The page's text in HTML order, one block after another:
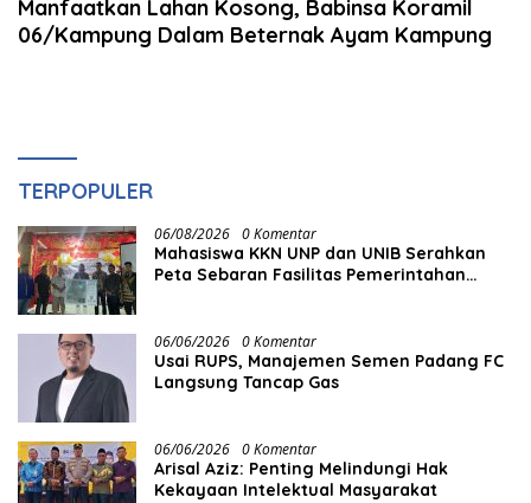
Manfaatkan Lahan Kosong, Babinsa Koramil
06/Kampung Dalam Beternak Ayam Kampung
TERPOPULER
06/08/2026 0 Komentar
Mahasiswa KKN UNP dan UNIB Serahkan
Peta Sebaran Fasilitas Pemerintahan
06/06/2026 0 Komentar
Usai RUPS, Manajemen Semen Padang FC
Langsung Tancap Gas
06/06/2026 0 Komentar
Arisal Aziz: Penting Melindungi Hak
Kekayaan Intelektual Masyarakat